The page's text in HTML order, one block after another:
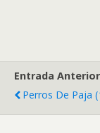
Entrada Anterior
Perros De Paja